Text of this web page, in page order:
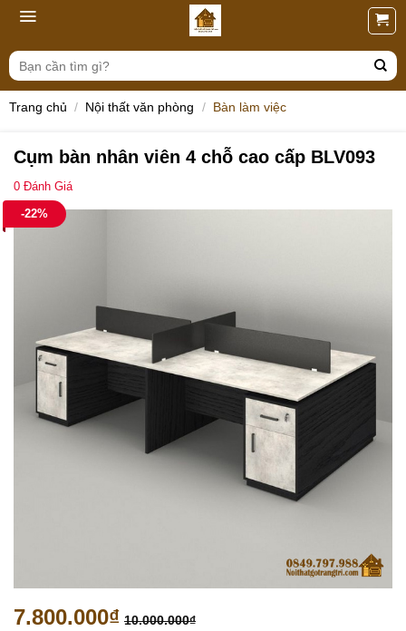
Skip
content
Tìm
kiếm:
Trang chủ / Nội thất văn phòng / Bàn làm việc
Cụm bàn nhân viên 4 chỗ cao cấp BLV093
0 Đánh Giá
-22%
7.800.000₫ 10.000.000₫